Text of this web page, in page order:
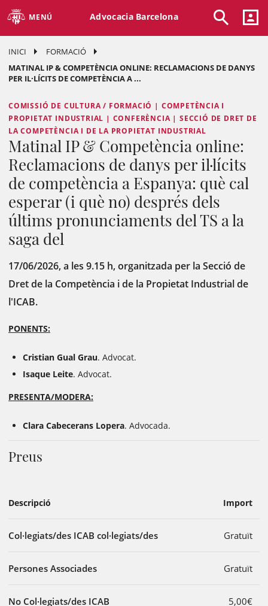
MENÚ Advocacia Barcelona
INICI
FORMACIÓ
MATINAL IP & COMPETÈNCIA ONLINE: RECLAMACIONS DE DANYS
PER IL·LÍCITS DE COMPETÈNCIA A ...
COMISSIÓ DE CULTURA / FORMACIÓ | COMPETÈNCIA I
PROPIETAT INDUSTRIAL | CONFERÈNCIA | SECCIÓ DE DRET DE
LA COMPETÈNCIA I DE LA PROPIETAT INDUSTRIAL
Matinal IP & Competència online:
Reclamacions de danys per il·lícits
de competència a Espanya: què cal
esperar (i què no) després dels
últims pronunciaments del TS a la
saga del
17/06/2026, a les 9.15 h, organitzada per la Secció de
Dret de la Competència i de la Propietat Industrial de
l'ICAB.
PONENTS:
Cristian Gual Grau. Advocat.
Isaque Leite. Advocat.
PRESENTA/MODERA:
Clara Cabecerans Lopera. Advocada.
Preus
Descripció Import
Col·legiats/des ICAB col·legiats/des Gratuït
Persones Associades Gratuït
No Col·legiats/des ICAB 5,00€